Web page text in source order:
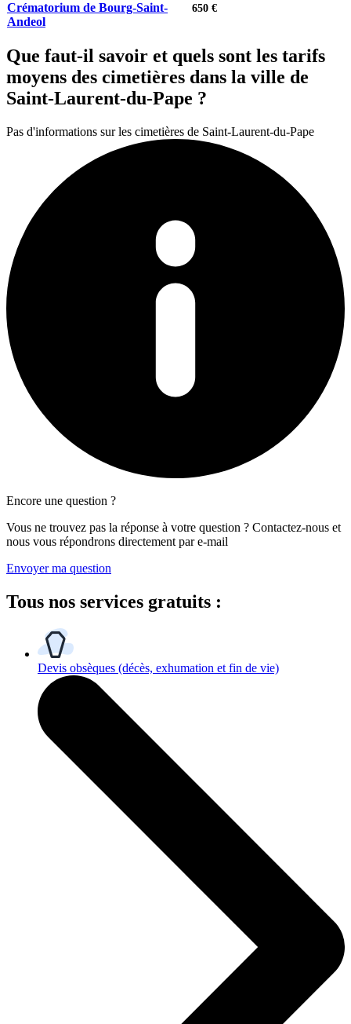
Crématorium de Bourg-Saint-
Andeol
650 €
Que faut-il savoir et quels sont les tarifs
moyens des cimetières dans la ville de
Saint-Laurent-du-Pape ?
Pas d'informations sur les cimetières de Saint-Laurent-du-Pape
Encore une question ?
Vous ne trouvez pas la réponse à votre question ? Contactez-nous et
nous vous répondrons directement par e-mail
Envoyer ma question
Tous nos services gratuits :
Devis obsèques (décès, exhumation et fin de vie)